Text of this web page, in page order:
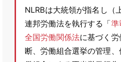
NLRBは大統領が指名し（
連邦労働法を執行する「準
全国労働関係法に基づく
断、労働組合選挙の管理